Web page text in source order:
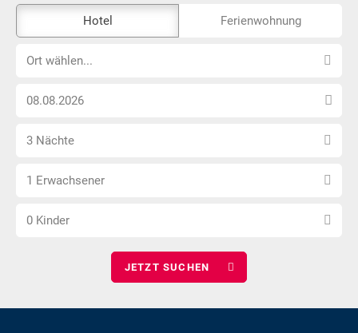
Externe-
Buchungstool
nicht
Hotel Ferienwohnung
OrtOrt wählen...
Anreise
wählen
Anzahl
wählen
3 Nächte
Anzahl
wählen
1 Erwachsener
Anzahl
0 Kinder